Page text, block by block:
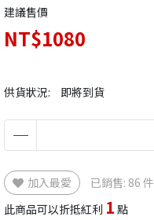
建議售價
NT$1080
供貨狀況: 即將到貨
加入最愛
已銷售: 86 件
此商品可以折抵紅利 1 點